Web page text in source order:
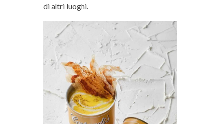
di altri luoghi.